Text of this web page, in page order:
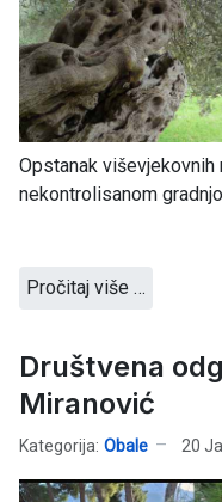
Opstanak
nekontrolisanom
Pročitaj više …
Društvena
Miranović
Kategorija: Obale 20